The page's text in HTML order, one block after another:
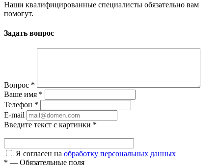
Наши квалифицированные специалисты обязательно вам
помогут.
Задать вопрос
Вопрос *
Ваше имя *
Телефон *
E-mail
Введите текст с картинки *
Я согласен на обработку персональных данных
* — Обязательные поля